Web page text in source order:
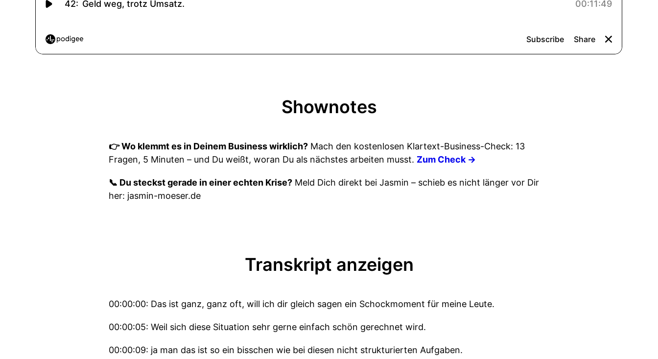
Shownotes
👉 Wo klemmt es in Deinem Business wirklich? Mach den kostenlosen Klartext-Business-Check: 13
Fragen, 5 Minuten – und Du weißt, woran Du als nächstes arbeiten musst. Zum Check →
📞 Du steckst gerade in einer echten Krise? Meld Dich direkt bei Jasmin – schieb es nicht länger vor Dir
her: jasmin-moeser.de
Transkript anzeigen
00:00:00: Das ist ganz, ganz oft, will ich dir gleich sagen ein Schockmoment für meine Leute.
00:00:05: Weil sich diese Situation sehr gerne einfach schön gerechnet wird.
00:00:09: ja man das ist so ein bisschen wie bei diesen nicht strukturierten Aufgaben.